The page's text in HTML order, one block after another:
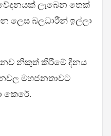
ලැබෙන තෙක්
ලෙස බලධාරීන් ඉල්ලා
නව නිකුත් කිරීමේ දිනය
මහජනතාවට
කෙරේ.